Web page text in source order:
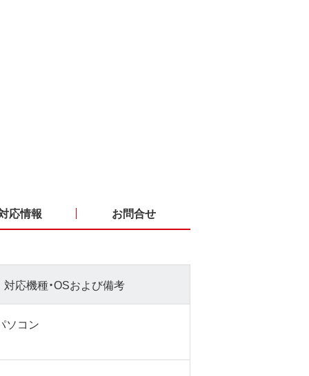
応情報 お問合せ
対応機種・OSおよび備考
ソコン